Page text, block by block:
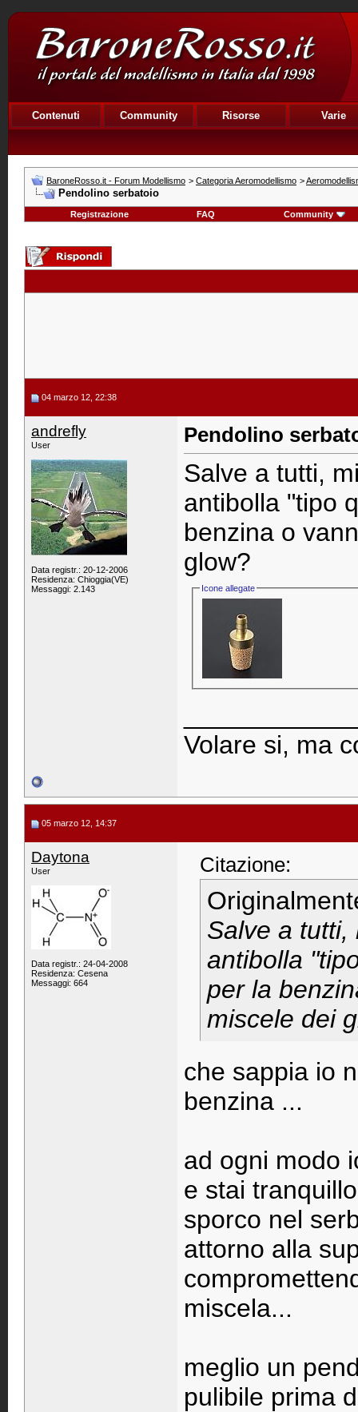
Contenuti Community Risorse Varie
BaroneRosso.it - Forum Modellismo > Categoria Aeromodellismo >
Pendolino serbatoio
Registrazione FAQ Community
04 marzo 12, 22:38
andrefly
User
Data registr.: 20-12-2006
Residenza: Chioggia(VE)
Messaggi: 2.143
Pendolino
Salve a tutti,
antibolla "tipo
benzina o
glow?
Icone allegate
Volare si, ma
05 marzo 12, 14:37
Daytona
User
Data registr.: 24-04-2008
Residenza: Cesena
Messaggi: 664
Citazione:
Salve a tutti,
antibolla
per la
miscele dei
che sappia io
benzina ...
ad ogni modo
e stai
sporco nel
attorno alla
miscela...
meglio un
pulibile prima